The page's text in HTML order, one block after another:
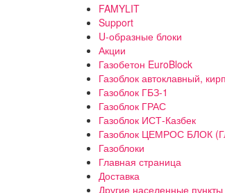
FAMYLIT
Support
U-образные блоки
Акции
Газобетон EuroBlock
Газоблок автоклавный,
Газоблок ГБЗ-1
Газоблок ГРАС
Газоблок ИСТ-Казбек
Газоблок ЦЕМРОС БЛОК
Газоблоки
Главная страница
Доставка
Другие населенные пункты